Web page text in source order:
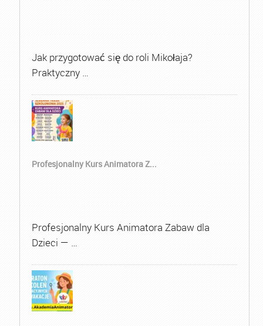
Jak przygotować się do roli Mikołaja?
Praktyczny …
Profesjonalny Kurs Animatora Z...
Profesjonalny Kurs Animatora Zabaw dla
Dzieci — …